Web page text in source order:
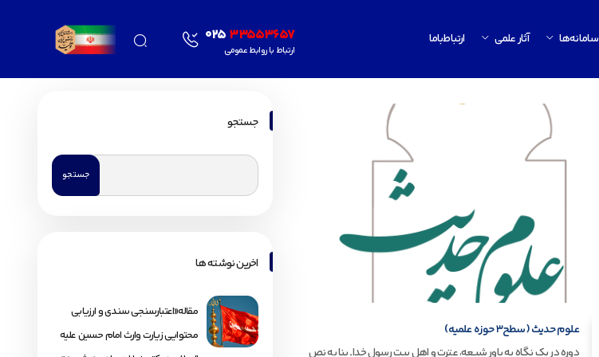
سامانه‌ها آثار علمی ارتباط‌باما 02533553657
ارتباط با روابط عمومی
علوم حدیث (سطح3 حوزه علمیه)
دوره در یک نگاه به باورِ شیعه، عترت و اهل بیتِ رسول خدا ـ بنا به نص
جستجو
اخرین نوشته ها
مقاله«اعتبارسنجی سندی و ارزیابی
محتوایی زیارت وارث امام حسین علیه